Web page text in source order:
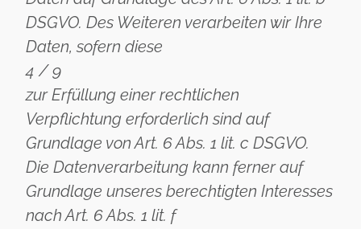
DSGVO. Des Weiteren verarbeiten wir Ihre
Daten, sofern diese
4 / 9
zur Erfüllung einer rechtlichen
Verpflichtung erforderlich sind auf
Grundlage von Art. 6 Abs. 1 lit. c DSGVO.
Die Datenverarbeitung kann ferner auf
Grundlage unseres berechtigten Interesses
nach Art. 6 Abs. 1 lit. f